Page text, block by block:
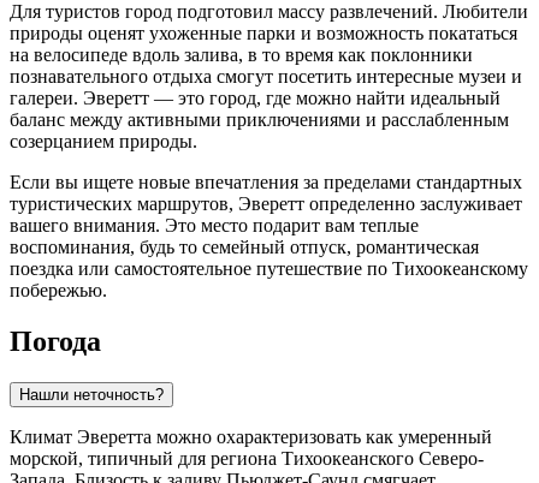
Для туристов город подготовил массу развлечений. Любители
природы оценят ухоженные парки и возможность покататься
на велосипеде вдоль залива, в то время как поклонники
познавательного отдыха смогут посетить интересные музеи и
галереи. Эверетт — это город, где можно найти идеальный
баланс между активными приключениями и расслабленным
созерцанием природы.
Если вы ищете новые впечатления за пределами стандартных
туристических маршрутов, Эверетт определенно заслуживает
вашего внимания. Это место подарит вам теплые
воспоминания, будь то семейный отпуск, романтическая
поездка или самостоятельное путешествие по Тихоокеанскому
побережью.
Погода
Нашли неточность?
Климат Эверетта можно охарактеризовать как умеренный
морской, типичный для региона Тихоокеанского Северо-